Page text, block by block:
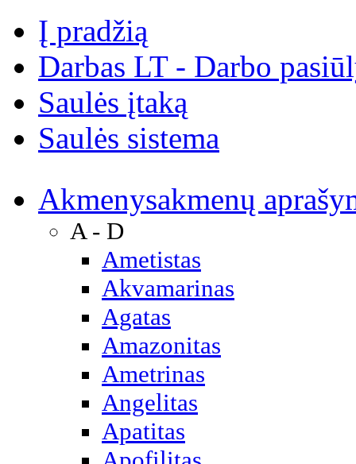
Į pradžią
Darbas LT - Darbo
Saulės įtaką
Saulės sistema
Akmenysakmenų
A - D
Ametistas
Akvamarinas
Agatas
Amazonitas
Ametrinas
Angelitas
Apatitas